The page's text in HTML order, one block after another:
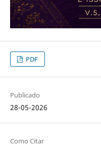
PDF
Publicado
28-05-2026
Como Citar